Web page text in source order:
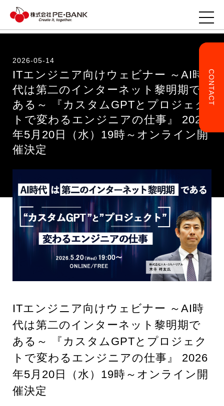
TOP
企業様へ
ITエンジニアの方へ
企業情報
お知らせ
採用情報
CONTACT
CONTACT
2026-05-14
ITエンジニア向けウェビナー ～AI時
代は第二のインターネット黎明期で
ある～ 『カスタムGPTとプロジェク
トで変わるエンジニアの仕事』 2026
年5月20日（水）19時～オンライン開
催決定
ITエンジニア向けウェビナー ～AI時
代は第二のインターネット黎明期で
ある～ 『カスタムGPTとプロジェク
トで変わるエンジニアの仕事』 2026
年5月20日（水）19時～オンライン開
催決定